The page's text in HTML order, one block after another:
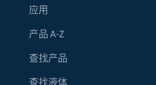
应用
产品 A-Z
查找产品
查找液体